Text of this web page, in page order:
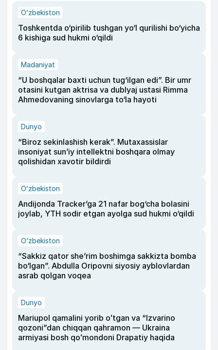
O‘zbekiston
Toshkentda o‘pirilib tushgan yo‘l qurilishi bo‘yicha
6 kishiga sud hukmi o‘qildi
Madaniyat
“U boshqalar baxti uchun tug‘ilgan edi”. Bir umr
otasini kutgan aktrisa va dublyaj ustasi Rimma
Ahmedovaning sinovlarga to‘la hayoti
Dunyo
“Biroz sekinlashish kerak”. Mutaxassislar
insoniyat sun’iy intellektni boshqara olmay
qolishidan xavotir bildirdi
O‘zbekiston
Andijonda Tracker’ga 21 nafar bog‘cha bolasini
joylab, YTH sodir etgan ayolga sud hukmi o‘qildi
O‘zbekiston
“Sakkiz qator she’rim boshimga sakkizta bomba
bo‘lgan”. Abdulla Oripovni siyosiy ayblovlardan
asrab qolgan voqea
Dunyo
Mariupol qamalini yorib oʻtgan va “Izvarino
qozoni”dan chiqqan qahramon — Ukraina
armiyasi bosh qoʻmondoni Drapatiy haqida